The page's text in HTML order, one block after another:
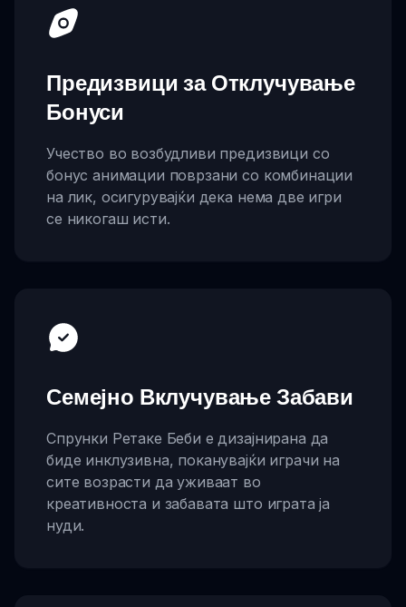
Предизвици за Отклучување
Бонуси
Учество во возбудливи предизвици со
бонус анимации поврзани со комбинации
на лик, осигурувајќи дека нема две игри
се никогаш исти.
Семејно Вклучување Забави
Спрунки Ретаке Беби е дизајнирана да
биде инклузивна, поканувајќи играчи на
сите возрасти да уживаат во
креативноста и забавата што играта ја
нуди.